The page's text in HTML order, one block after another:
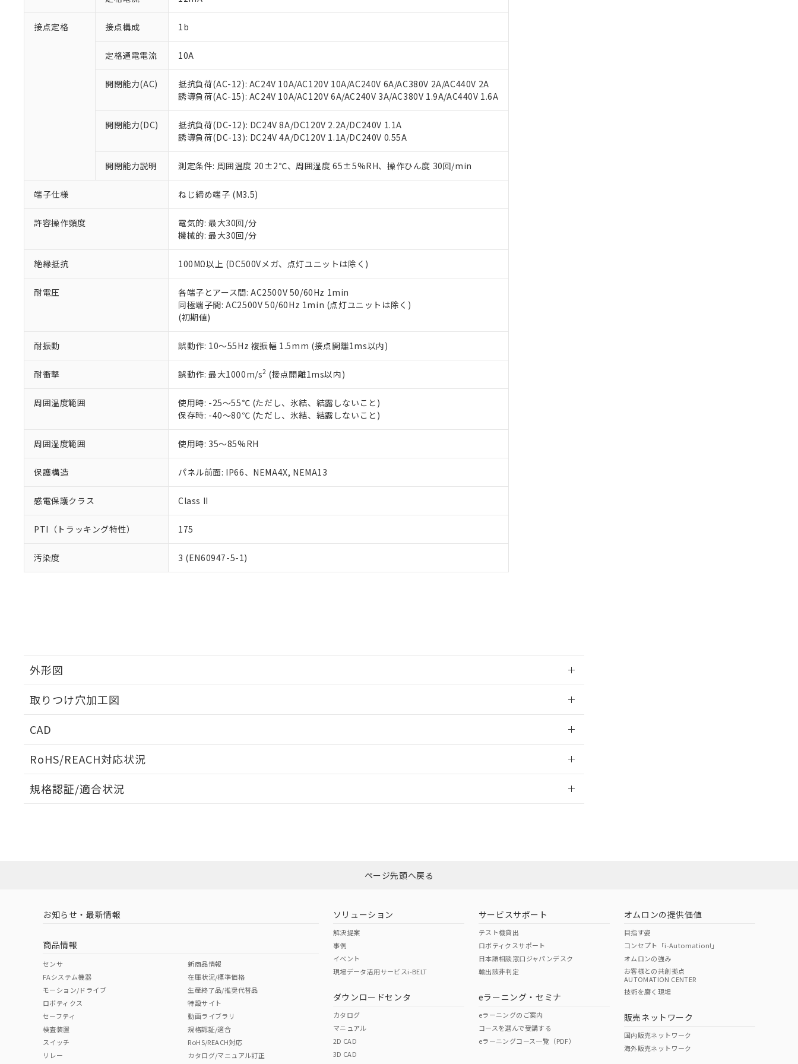
接点定格 接点構成 1b
定格通電電流 10A
開閉能力(AC)
抵抗負荷(AC-12): AC24V 10A/AC120V 10A/AC240V 6A/AC380V 2A/AC440V 2A
誘導負荷(AC-15): AC24V 10A/AC120V 6A/AC240V 3A/AC380V 1.9A/AC440V 1.6A
開閉能力(DC)
抵抗負荷(DC-12): DC24V 8A/DC120V 2.2A/DC240V 1.1A
誘導負荷(DC-13): DC24V 4A/DC120V 1.1A/DC240V 0.55A
開閉能力説明 測定条件: 周囲温度 20±2℃、周囲湿度 65±5%RH、操作ひん度 30回/min
端子仕様 ねじ締め端子 (M3.5)
許容操作頻度
電気的: 最大30回/分
機械的: 最大30回/分
絶縁抵抗 100MΩ以上 (DC500Vメガ、点灯ユニットは除く)
耐電圧
各端子とアース間: AC2500V 50/60Hz 1min
同極端子間: AC2500V 50/60Hz 1min (点灯ユニットは除く)
(初期値)
耐振動 誤動作: 10～55Hz 複振幅 1.5mm (接点開離1ms以内)
耐衝撃 誤動作: 最大1000m/s2 (接点開離1ms以内)
周囲温度範囲
使用時: -25～55℃ (ただし、氷結、結露しないこと)
保存時: -40～80℃ (ただし、氷結、結露しないこと)
周囲湿度範囲 使用時: 35～85%RH
保護構造 パネル前面: IP66、NEMA4X, NEMA13
感電保護クラス Class II
PTI（トラッキング特性） 175
汚染度 3 (EN60947-5-1)
外形図
取りつけ穴加工図
CAD
RoHS/REACH対応状況
EU RoHS 注意事項・凡例
ダウンロードはこちら
中国 RoHS 注意事項・凡例
中国 RoHS表
Pb Hg Cr(VI)
O O
規格認証/適合状況
（イギリス
（ノルウェー
（日本
（アメリカ
この製品の規格認証/適合状況ページへ
その他の認証はこちらのページからご検索ください
本サービスは、当社制御機器事業取扱商品の当社在庫状況および標準価格(税抜)を提供させていただ
当社制御機器事業取扱商品の中には、本サービスの対象外となる商品もあることをご了承ください。
い。
正式な納期状況および標準価格はお客様のお取引先、またはお客様担当のオムロン制御機器販売店・
当社販売員にご相談ください。
在庫状況および標準価格結果を当社の事前の承諾なく第三者に漏洩または開示しないようお願いしま
す。
マイパーツ機能（部品リスト作成サービス）をご利用いただくには、I-Webメンバーズにご登録され
ている必要があります。
お客様が当ウェブサイト上で当社にご登録された部品リストについて、当社および当社の共同利用者
が、当社の製品・サービスに関するお客様との取引・商談に必要な範囲で利用することをご了承くだ
さい。
いる法人を指します。
*EU RoHS指令（10物質）：
フタル酸ビス(2-エチルヘキシル) (DEHP)(別名：DOP) 1000ppm以下、フタル酸ブチルベンジル（BBP） 1000ppm以下、フタル酸ジブチ
ル（DBP） 1000ppm以下、フタル酸ジイソブチル (DIBP) 1000ppm以下
但し、RoHS指令で産業用監視および制御機器に対する適用除外項目は除く。
フタル酸エステル類の４物質については閾値を超える意図的な使用がないことを確認しています。
※2 対応予定月
部品在庫の切り替え状況などにより、予定月が前後することがあります。
※3 非含有証明書ダウンロード
EU RoHS指令（10物質）の非含有証明書
51物質の非含有証明書（当社基準）
※本証明書は発行日時点で非含有を証明するもので、過去に遡って非含有を証明するものではありません。
また、RoHS指令のフタル酸エステル類４物質の対応では、対応完了までの期間は出荷製品に未対応品が
混在することから備考欄に対応日を記載しておりました。
既に当社にて対応品への在庫切替を完了していることから、特段のことがない限り、2022年1月12日よ
り割愛しております。
「×」：最大均質材料含有率が中国RoHSの基準値を超えていることを示します。
Pb(鉛) :1000ppm、 Hg(水銀) : 1000ppm、 Cd(カドミウム) : 100ppm、
DEHP(フタル酸ビス(2-エチルヘキシル)) : 1000ppm
※2 環境保護使用期限
「ｅ」：有害物質（10物質）のすべてが基準値以下であることを示します。
味します。
「－」：未確認です。当社販売部門へお問い合わせください。
当社は、これら貴社製品のうち、外国為替および外国貿易法に定める商品（以下｢規制貨物等」とい
などの必要な手続きをとります。
ます。
当社は貴社製品を、核兵器、ミサイル、化学兵器、生物兵器またはその他武器並びにこれらの製造装
置等に一切使用いたしません。
当社は、貴社製品を第三者に販売する場合は、上記1、2および3の内容を当該第三者に通知します。
たしません。
△ 一定数には満たないが在庫あり
－
在庫なし(最新の在庫状況については、お客様のお取引先、またはお客様担当のオムロン制御
機器販売店・当社販売員にご確認ください)
空
受注生産機種、また在庫状況の情報を公開していない機種
ページ先頭へ戻る
お知らせ・最新情報
商品情報
センサ
FAシステム機器
モーション/ドライブ
ロボティクス
セーフティ
検査装置
スイッチ
リレー
新商品情報
在庫状況/標準価格
生産終了品/推奨代替品
特設サイト
動画ライブラリ
規格認証/適合
RoHS/REACH対応
カタログ/マニュアル訂正
ソリューション
解決提案
事例
イベント
現場データ活用サービスi-BELT
ダウンロードセンタ
カタログ
マニュアル
2D CAD
3D CAD
サービスサポート
テスト機貸出
ロボティクスサポート
日本語相談窓口ジャパンデスク
輸出該非判定
eラーニング・セミナ
eラーニングのご案内
コースを選んで受講する
eラーニングコース一覧（PDF）
オムロンの提供価値
目指す姿
コンセプト「i-Automation!」
オムロンの強み
お客様との共創拠点
AUTOMATION CENTER
技術を磨く現場
販売ネットワーク
国内販売ネットワーク
海外販売ネットワーク